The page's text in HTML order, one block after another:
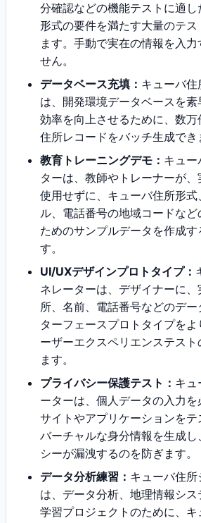
分確認などの機能テストに適
形式の要件を満たす大量のテス
ます。手動で実在の情報を入力
せん。
データベース充填： キューバ
は、開発環境データベースを
効率を向上させるために、数万
住所レコードをバッチ生成でき
教育トレーニングデモ： キュー
ターは、教師やトレーナーが
使用せずに、キューバ住所形
ル、電話番号の地域コードな
ためのサンプルデータを作成す
す。
UI/UXデザインプロトタイプ：
ネレーターは、デザイナーに
所、名前、電話番号などのデ
ターフェースプロトタイプを
ーザーエクスペリエンステス
ます。
プライバシー保護テスト： キュ
ーターは、個人データの入力
サイトやアプリケーションをテ
バーチャルな身分情報を生成
シーが漏洩するのを防ぎます。
データ分析練習： キューバ住
は、データ分析、地理情報シ
学習プロジェクトのために、